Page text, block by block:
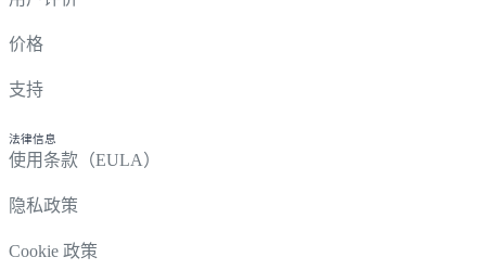
价格
支持
法律信息
使用条款（EULA）
隐私政策
Cookie 政策